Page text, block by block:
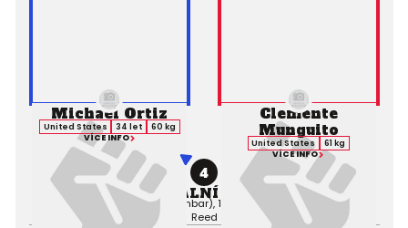
Michael Ortiz
United States 34 let
60 kg
VÍCE INFO
4
PROFESIONÁLNÍ ZÁPAS MMA
Výsledek: Submission (Armbar), 1. kolo 0:30, Rozhodčí:Chris
Reed
Clemente
Munguito
United States
61 kg
VÍCE INFO